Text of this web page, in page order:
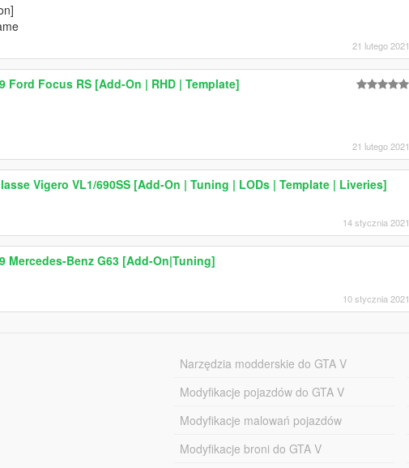
21 lutego 2021
Ford Focus RS [Add-On | RHD | Template]
21 lutego 2021
Vigero VL1/690SS [Add-On | Tuning | LODs | Template | Liveries]
14 stycznia 2021
Mercedes-Benz G63 [Add-On|Tuning]
10 stycznia 2021
Narzędzia modderskie do GTA V
Modyfikacje pojazdów do GTA V
Modyfikacje malowań pojazdów
Modyfikacje broni do GTA V